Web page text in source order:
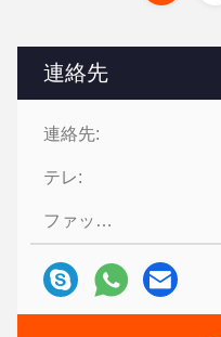
連絡先
連絡先:
テレ:
ファックス: